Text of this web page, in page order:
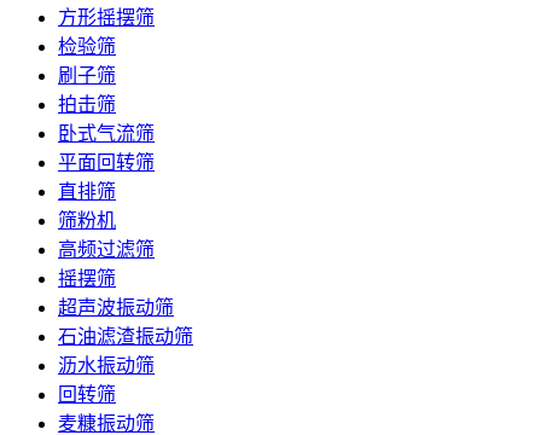
方形摇摆筛
检验筛
刷子筛
拍击筛
卧式气流筛
平面回转筛
直排筛
筛粉机
高频过滤筛
摇摆筛
超声波振动筛
石油滤渣振动筛
沥水振动筛
回转筛
麦糠振动筛